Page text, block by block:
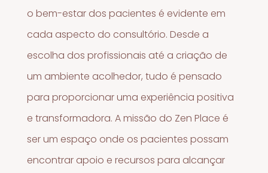
o bem-estar dos pacientes é evidente em
cada aspecto do consultório. Desde a
escolha dos profissionais até a criação de
um ambiente acolhedor, tudo é pensado
para proporcionar uma experiência positiva
e transformadora. A missão do Zen Place é
ser um espaço onde os pacientes possam
encontrar apoio e recursos para alcançar